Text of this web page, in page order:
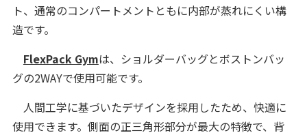
ト、通常のコンパートメントともに内部が蒸れにくい構
造です。
FlexPack Gymは、ショルダーバッグとボストンバッ
グの2WAYで使用可能です。
人間工学に基づいたデザインを採用したため、快適に
使用できます。側面の正三角形部分が最大の特徴で、背